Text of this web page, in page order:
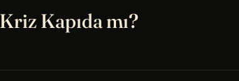
Kapıda mı?